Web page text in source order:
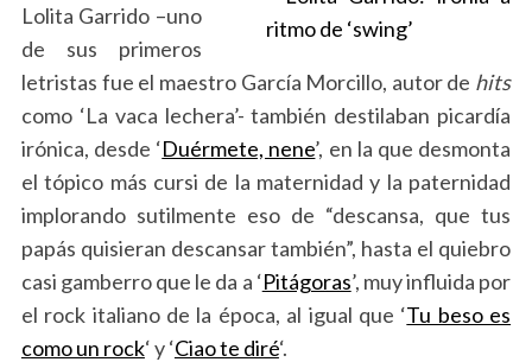
Lolita Garrido –uno
de sus primeros
letristas fue el maestro García Morcillo, autor de hits
como ‘La vaca lechera’- también destilaban picardía
irónica, desde ‘Duérmete, nene’, en la que desmonta
el tópico más cursi de la maternidad y la paternidad
implorando sutilmente eso de “descansa, que tus
papás quisieran descansar también”, hasta el quiebro
casi gamberro que le da a ‘Pitágoras’, muy influida por
el rock italiano de la época, al igual que ‘Tu beso es
como un rock‘ y ‘Ciao te diré‘.
e
a
r